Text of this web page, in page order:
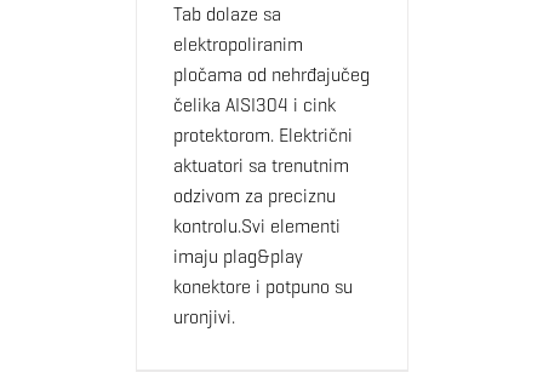
Tab dolaze sa
elektropoliranim
pločama od nehrđajučeg
čelika AISI304 i cink
protektorom. Električni
aktuatori sa trenutnim
odzivom za preciznu
kontrolu.Svi elementi
imaju plag&play
konektore i potpuno su
uronjivi.